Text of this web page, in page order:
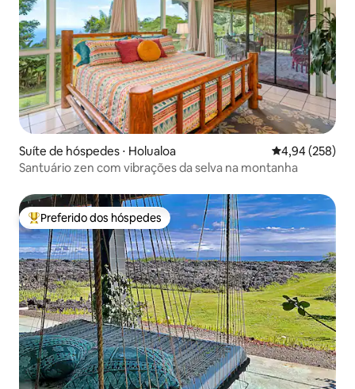
Suíte de hóspedes ⋅ Holualoa 4,94 de uma
4,94 (258)
Santuário zen com vibrações da selva na montanha
Entre os melhores preferidos dos hóspedes
Preferido dos hóspedes